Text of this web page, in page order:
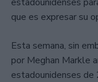
que es expresar su
Esta semana, sin
por Meghan Markle
estadounidenses de